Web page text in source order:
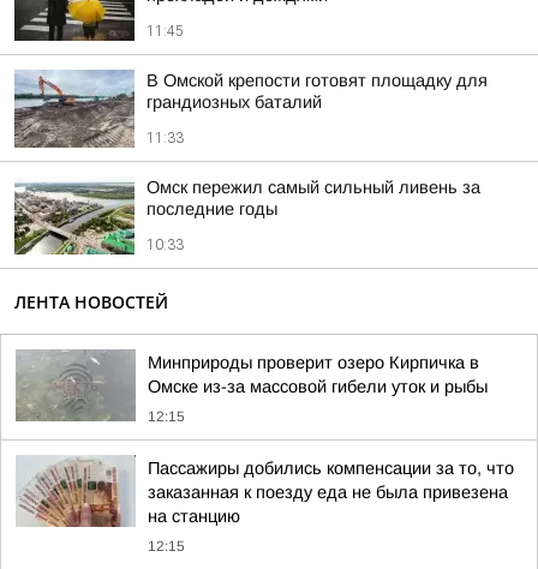
11:45
В Омской крепости готовят площадку для
грандиозных баталий
11:33
Омск пережил самый сильный ливень за
последние годы
10:33
ЛЕНТА НОВОСТЕЙ
Минприроды проверит озеро Кирпичка в
Омске из-за массовой гибели уток и рыбы
12:15
Пассажиры добились компенсации за то, что
заказанная к поезду еда не была привезена
на станцию
12:15